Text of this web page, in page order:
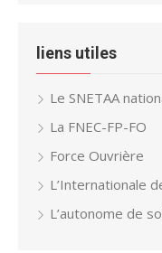
liens utiles
Le SNETAA
La FNEC-FP-FO
Force Ouvrière
L’Internationale
L’autonome de